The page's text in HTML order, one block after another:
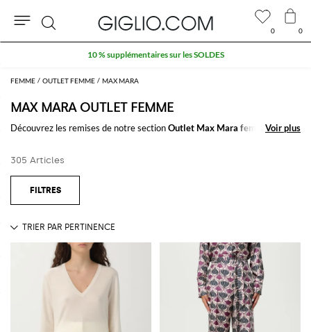
FEMME OUTLET FEMME MAX MARA
MAX MARA OUTLET FEMME
Découvrez les remises de notre sectionOutlet Max Mara femmeet
Outlet Max Mara femme en ligne
Voir toutMAX MARA
Voir plus
Voir plus
305 Articles
0 0
Rechercher
10 % supplémentaires sur les SOLDES